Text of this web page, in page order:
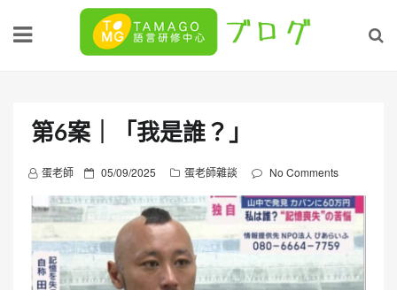
第6案｜「我是誰？」
蛋老師
P
o
e
d
05/09/2025 蛋老師雜談 No Comments